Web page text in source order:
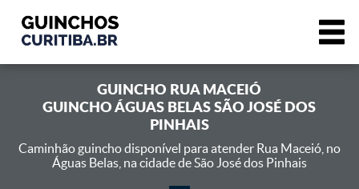
GUINCHO RUA MACEIÓ
GUINCHO ÁGUAS BELAS SÃO JOSÉ DOS
PINHAIS
Caminhão guincho disponível para atender Rua Maceió, no
Águas Belas, na cidade de São José dos Pinhais